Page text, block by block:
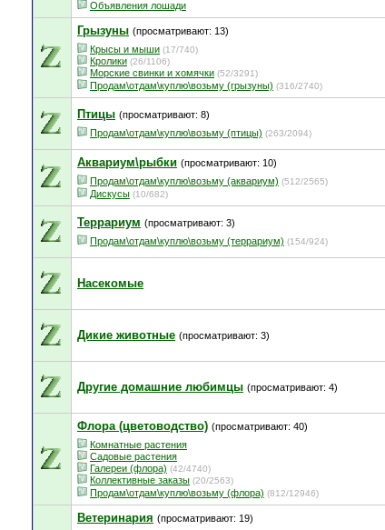
Объявления лошади
Грызуны (просматривают: 13)
Крысы и мыши (17/740)
Кролики (26/1106)
Морские свинки и хомячки (52/3291)
Продам\отдам\куплю\возьму (грызуны) (316/2740)
Птицы (просматривают: 8)
Продам\отдам\куплю\возьму (птицы) (263/2094)
Аквариум\рыбки (просматривают: 10)
Продам\отдам\куплю\возьму (аквариум) (512/2565)
Дискусы (10/682)
Террариум (просматривают: 3)
Продам\отдам\куплю\возьму (террариум) (154/924)
Насекомые
Дикие животные (просматривают: 3)
Другие домашние любимцы (просматривают: 4)
Флора (цветоводство) (просматривают: 40)
Комнатные растения
Садовые растения
Галереи (флора) (42/4740)
Коллективные заказы (20/2563)
Продам\отдам\куплю\возьму (флора) (812/12946)
Ветеринария (просматривают: 19)